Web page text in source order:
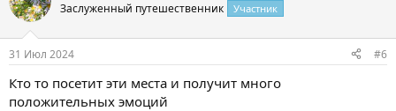
Заслуженный путешественник Участник
31 Июл 2024 #6
Кто то посетит эти места и получит много
положительных эмоций